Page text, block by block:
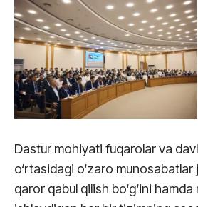
Dastur mohiyati fuqarolar va
o‘rtasidagi o‘zaro
qaror qabul qilish bo‘g‘ini